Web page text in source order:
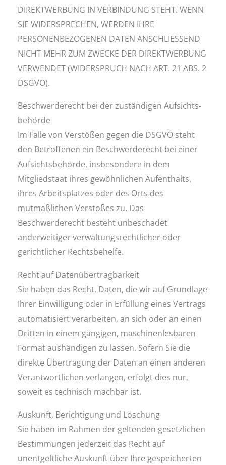
DIREKTWERBUNG IN VERBINDUNG STEHT. WENN
SIE WIDERSPRECHEN, WERDEN IHRE
PERSONENBEZOGENEN DATEN ANSCHLIESSEND
NICHT MEHR ZUM ZWECKE DER DIREKTWERBUNG
VERWENDET (WIDERSPRUCH NACH ART. 21 ABS. 2
DSGVO).
Beschwerde­recht bei der zuständigen Aufsichts­
behörde
Im Falle von Verstößen gegen die DSGVO steht
den Betroffenen ein Beschwerderecht bei einer
Aufsichtsbehörde, insbesondere in dem
Mitgliedstaat ihres gewöhnlichen Aufenthalts,
ihres Arbeitsplatzes oder des Orts des
mutmaßlichen Verstoßes zu. Das
Beschwerderecht besteht unbeschadet
anderweitiger verwaltungsrechtlicher oder
gerichtlicher Rechtsbehelfe.
Recht auf Daten­übertrag­barkeit
Sie haben das Recht, Daten, die wir auf Grundlage
Ihrer Einwilligung oder in Erfüllung eines Vertrags
automatisiert verarbeiten, an sich oder an einen
Dritten in einem gängigen, maschinenlesbaren
Format aushändigen zu lassen. Sofern Sie die
direkte Übertragung der Daten an einen anderen
Verantwortlichen verlangen, erfolgt dies nur,
soweit es technisch machbar ist.
Auskunft, Berichtigung und Löschung
Sie haben im Rahmen der geltenden gesetzlichen
Bestimmungen jederzeit das Recht auf
unentgeltliche Auskunft über Ihre gespeicherten